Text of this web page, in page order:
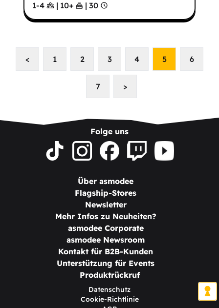
1-4
| 10+ | 30
< 1 2 3 4 5 6
7 >
Folge uns
Über asmodee
Flagship-Stores
Newsletter
Mehr Infos zu Neuheiten?
asmodee Corporate
asmodee Newsroom
Kontakt für B2B-Kunden
Unterstützung für Events
Produktrückruf
Datenschutz
Cookie-Richtlinie